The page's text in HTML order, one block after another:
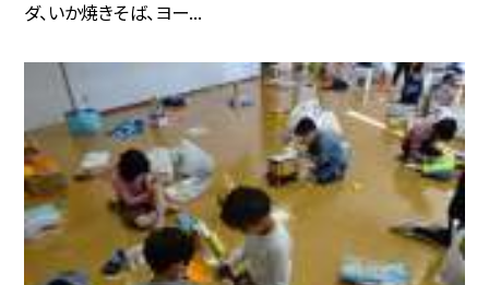
ダ、いか焼きそば、ヨー...